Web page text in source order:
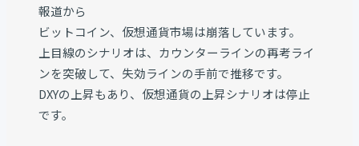
報道から
ビットコイン、仮想通貨市場は崩落しています。
上目線のシナリオは、カウンターラインの再考ライ
ンを突破して、失効ラインの手前で推移です。
DXYの上昇もあり、仮想通貨の上昇シナリオは停止
です。